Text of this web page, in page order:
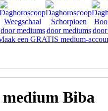
een GRATIS medium-
Biba